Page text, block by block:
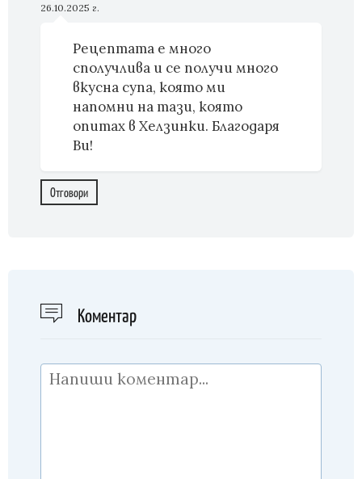
26.10.2025 г.
Рецептата е много
сполучлива и се получи много
вкусна супа, която ми
напомни на тази, която
опитах в Хелзинки. Благодаря
Ви!
Отговори
Kоментар